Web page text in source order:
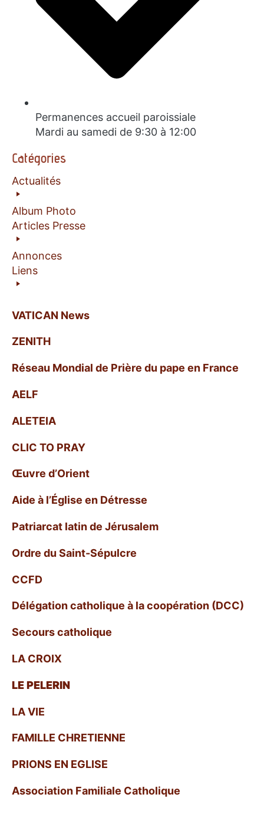
Permanences accueil paroissiale
Mardi au samedi de 9:30 à 12:00
Catégories
Actualités
Album Photo
Articles Presse
Annonces
Liens
VATICAN News
ZENITH
Réseau Mondial de Prière du pape en France
AELF
ALETEIA
CLIC TO PRAY
Œuvre d’Orient
Aide à l’Église en Détresse
Patriarcat latin de Jérusalem
Ordre du Saint-Sépulcre
CCFD
Délégation catholique à la coopération (DCC)
Secours catholique
LA CROIX
LE PELERIN
LA VIE
FAMILLE CHRETIENNE
PRIONS EN EGLISE
Association Familiale Catholique